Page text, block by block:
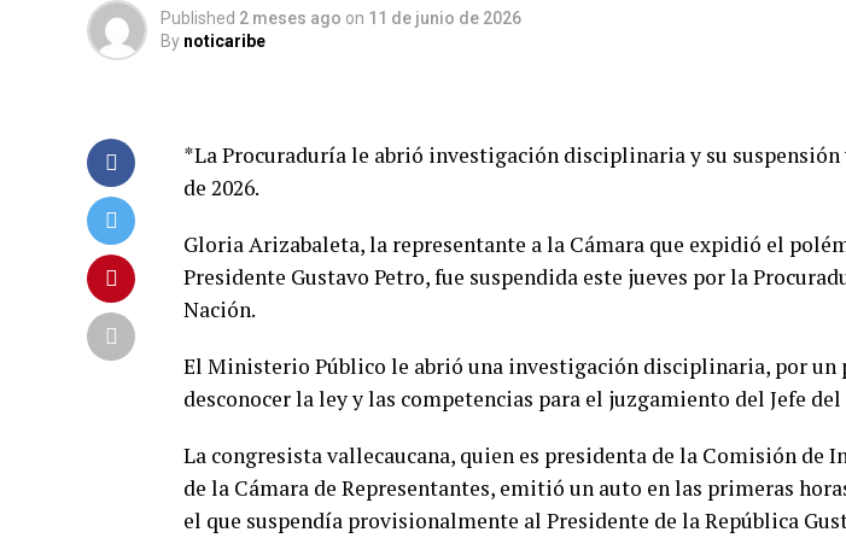
Published 2 meses ago on 11 de junio de 2026
By noticaribe
*La Procuraduría le abrió investigación disciplinaria y su suspensión
de 2026.
Gloria Arizabaleta, la representante a la Cámara que expidió el
Presidente Gustavo Petro, fue suspendida este jueves por la
Nación.
El Ministerio Público le abrió una investigación disciplinaria, por un
desconocer la ley y las competencias para el juzgamiento del Jefe del
La congresista vallecaucana, quien es presidenta de la Comisión de
de la Cámara de Representantes, emitió un auto en las primeras
el que suspendía provisionalmente al Presidente de la República